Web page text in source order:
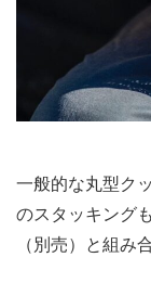
一般的な丸型ク
のスタッキング
（別売）と組み